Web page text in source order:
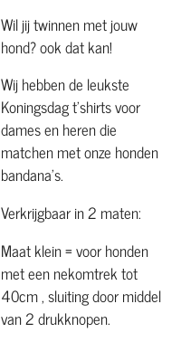
Wil jij twinnen met jouw
hond? ook dat kan!
Wij hebben de leukste
Koningsdag t'shirts voor
dames en heren die
matchen met onze honden
bandana's.
Verkrijgbaar in 2 maten:
Maat klein = voor honden
met een nekomtrek tot
40cm , sluiting door middel
van 2 drukknopen.